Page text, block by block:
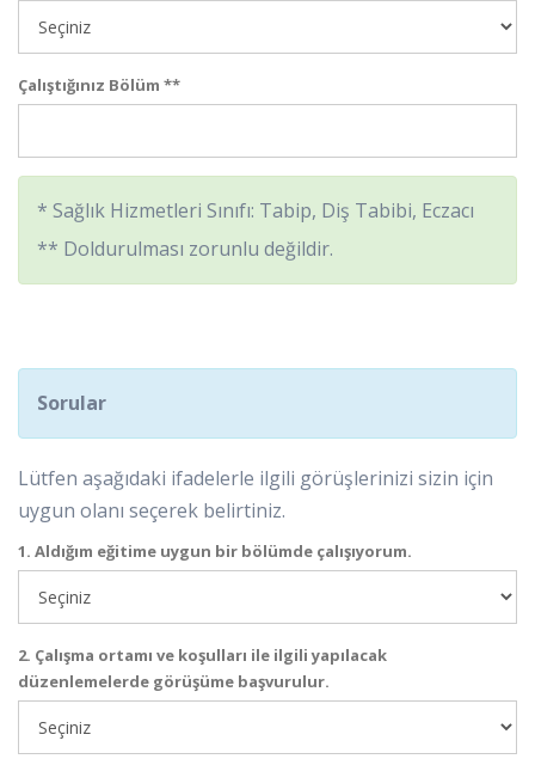
Çalıştığınız Bölüm **
* Sağlık Hizmetleri Sınıfı: Tabip, Diş Tabibi, Eczacı
** Doldurulması zorunlu değildir.
Sorular
Lütfen aşağıdaki ifadelerle ilgili görüşlerinizi sizin için
uygun olanı seçerek belirtiniz.
1. Aldığım eğitime uygun bir bölümde çalışıyorum.
2. Çalışma ortamı ve koşulları ile ilgili yapılacak
düzenlemelerde görüşüme başvurulur.